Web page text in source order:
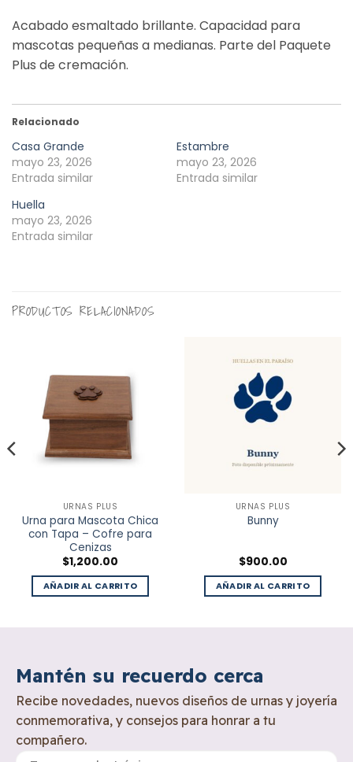
Acabado esmaltado brillante. Capacidad para
mascotas pequeñas a medianas. Parte del Paquete
Plus de cremación.
Relacionado
Casa Grande
mayo 23, 2026
Entrada similar
Estambre
mayo 23, 2026
Entrada similar
Huella
mayo 23, 2026
Entrada similar
PRODUCTOS RELACIONADOS
URNAS PLUS
Urna para Mascota Chica
con Tapa – Cofre para
Cenizas
$1,200.00
AÑADIR AL CARRITO
URNAS PLUS
Bunny
$900.00
AÑADIR AL CARRITO
Mantén su recuerdo cerca
Recibe novedades, nuevos diseños de urnas y joyería
conmemorativa, y consejos para honrar a tu
compañero.